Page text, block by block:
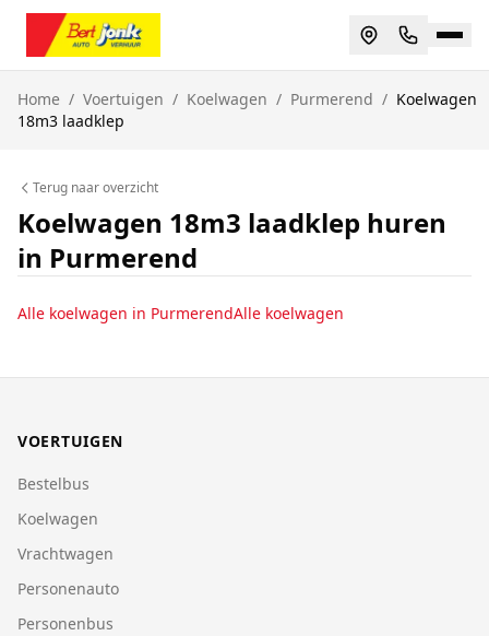
Home / Voertuigen / Koelwagen / Purmerend / Koelwagen
18m3 laadklep
Terug naar overzicht
Koelwagen 18m3 laadklep huren
in Purmerend
Alle koelwagen in PurmerendAlle koelwagen
VOERTUIGEN
Bestelbus
Koelwagen
Vrachtwagen
Personenauto
Personenbus